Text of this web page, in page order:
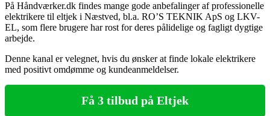
På Håndværker.dk findes mange gode anbefalinger af professionelle
elektrikere til eltjek i Næstved, bl.a. RO’S TEKNIK ApS og LKV-
EL, som flere brugere har rost for deres pålidelige og fagligt dygtige
arbejde.
Denne kanal er velegnet, hvis du ønsker at finde lokale elektrikere
med positivt omdømme og kundeanmeldelser.
Få 3 tilbud på Eltjek